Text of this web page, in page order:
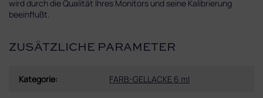
wird durch die Qualität Ihres Monitors und seine Kalibrierung
beeinflußt.
ZUSÄTZLICHE PARAMETER
Kategorie: FARB-GELLACKE 6 ml